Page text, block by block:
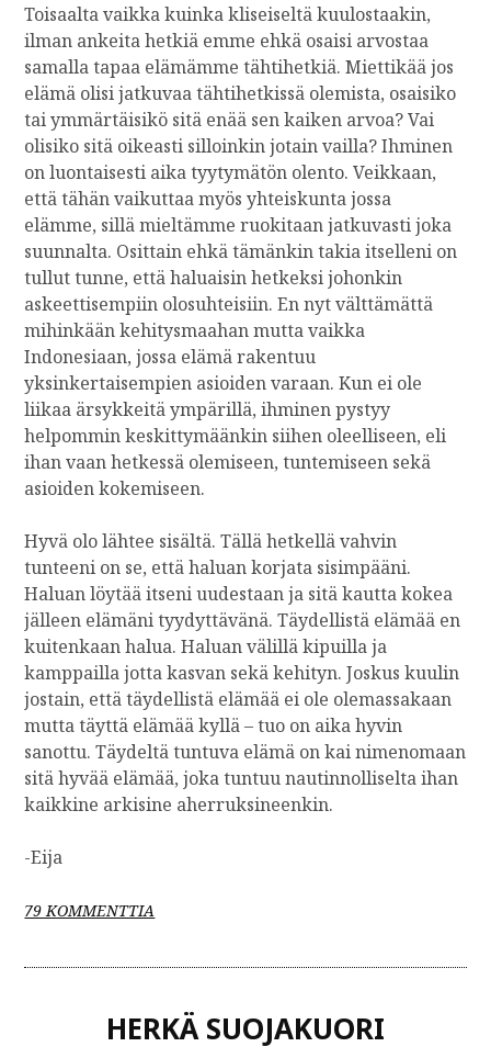
Toisaalta vaikka kuinka kliseiseltä kuulostaakin,
ilman ankeita hetkiä emme ehkä osaisi arvostaa
samalla tapaa elämämme tähtihetkiä. Miettikää jos
elämä olisi jatkuvaa tähtihetkissä olemista, osaisiko
tai ymmärtäisikö sitä enää sen kaiken arvoa? Vai
olisiko sitä oikeasti silloinkin jotain vailla? Ihminen
on luontaisesti aika tyytymätön olento. Veikkaan,
että tähän vaikuttaa myös yhteiskunta jossa
elämme, sillä mieltämme ruokitaan jatkuvasti joka
suunnalta. Osittain ehkä tämänkin takia itselleni on
tullut tunne, että haluaisin hetkeksi johonkin
askeettisempiin olosuhteisiin. En nyt välttämättä
mihinkään kehitysmaahan mutta vaikka
Indonesiaan, jossa elämä rakentuu
yksinkertaisempien asioiden varaan. Kun ei ole
liikaa ärsykkeitä ympärillä, ihminen pystyy
helpommin keskittymäänkin siihen oleelliseen, eli
ihan vaan hetkessä olemiseen, tuntemiseen sekä
asioiden kokemiseen.
Hyvä olo lähtee sisältä. Tällä hetkellä vahvin
tunteeni on se, että haluan korjata sisimpääni.
Haluan löytää itseni uudestaan ja sitä kautta kokea
jälleen elämäni tyydyttävänä. Täydellistä elämää en
kuitenkaan halua. Haluan välillä kipuilla ja
kamppailla jotta kasvan sekä kehityn. Joskus kuulin
jostain, että täydellistä elämää ei ole olemassakaan
mutta täyttä elämää kyllä – tuo on aika hyvin
sanottu. Täydeltä tuntuva elämä on kai nimenomaan
sitä hyvää elämää, joka tuntuu nautinnolliselta ihan
kaikkine arkisine aherruksineenkin.
-Eija
79 KOMMENTTIA
K
E
HERKÄ SUOJAKUORI